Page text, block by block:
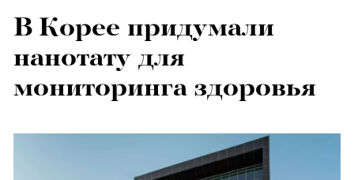
В Корее придумали
нанотату для
мониторинга здоровья